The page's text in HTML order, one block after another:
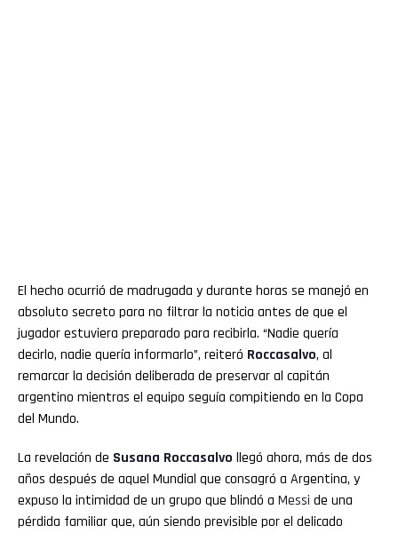
El hecho ocurrió de madrugada y durante horas se manejó en
absoluto secreto para no filtrar la noticia antes de que el
jugador estuviera preparado para recibirla. “Nadie quería
decirlo, nadie quería informarlo”, reiteró Roccasalvo, al
remarcar la decisión deliberada de preservar al capitán
argentino mientras el equipo seguía compitiendo en la Copa
del Mundo.
La revelación de Susana Roccasalvo llegó ahora, más de dos
años después de aquel Mundial que consagró a Argentina, y
expuso la intimidad de un grupo que blindó a Messi de una
pérdida familiar que, aún siendo previsible por el delicado